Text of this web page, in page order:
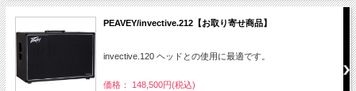
PEAVEY/invective.212【お取り寄せ商品】
invective.120 ヘッドとの使用に最適です。
価格： 148,500円(税込)